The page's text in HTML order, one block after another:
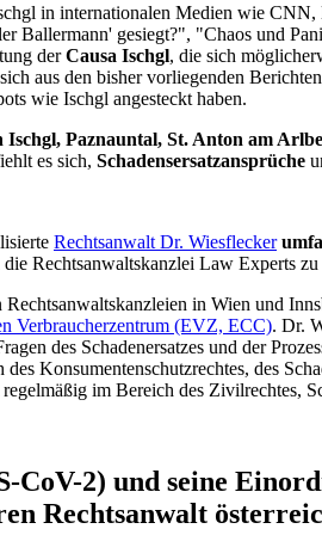
in internationalen Medien wie
Ballermann' gesiegt?", "Chaos und
derCausa Ischgl, die sich
aus den bisher vorliegenden
wie Ischgl angesteckt haben.
Ischgl, Paznauntal, St. Anton am
es sich, Schadensersatzansprüche
Rechtsanwalt Dr. Wiesflecker
die Rechtsanwaltskanzlei Law Experts
in Wien und
Verbraucherzentrum (EVZ, ECC). Dr.
des Schadenersatzes und der
Konsumentenschutzrechtes, des
im Bereich des Zivilrechtes,
CoV-2) und seine
Rechtsanwalt